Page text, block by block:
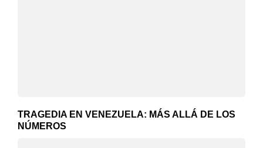
TRAGEDIA EN VENEZUELA: MÁS ALLÁ DE LOS
NÚMEROS